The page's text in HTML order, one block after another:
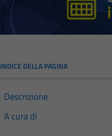
INDICE DELLA PAGINA
Descrizione
A cura di